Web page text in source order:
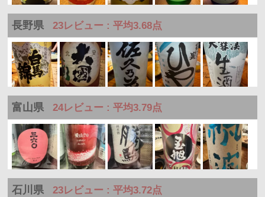
長野県 23レビュー : 平均3.68点
富山県 24レビュー : 平均3.79点
石川県 23レビュー : 平均3.72点